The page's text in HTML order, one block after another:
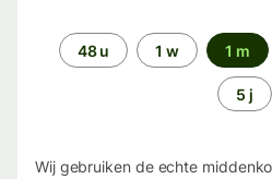
Periode48 u 1 w 1 m
5 j
Wij gebruiken de echte